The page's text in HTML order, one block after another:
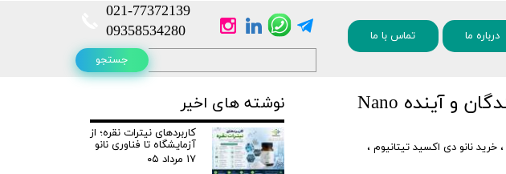
درباره ما تماس با ما
021-77372139​​​​​​​
​​​​​​​09358534280
جستجو
نانو دی‌اکسید تیتانیوم چیست؟ | کاربردها، بازار جهانی، تولیدکنندگان و آینده Nano
، خرید نانو دی اکسید تیتانیوم ،
نوشته های اخیر
کاربردهای نیترات نقره؛ از
آزمایشگاه تا فناوری نانو
۱۷ مرداد ۰۵